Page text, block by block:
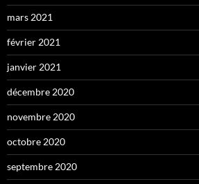
mars 2021
février 2021
janvier 2021
décembre 2020
novembre 2020
octobre 2020
septembre 2020